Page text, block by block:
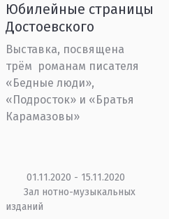
Юбилейные страницы
Достоевского
Выставка, посвящена
трём романам писателя
«Бедные люди»,
«Подросток» и «Братья
Карамазовы»
01.11.2020 - 15.11.2020
Зал нотно-музыкальных
изданий